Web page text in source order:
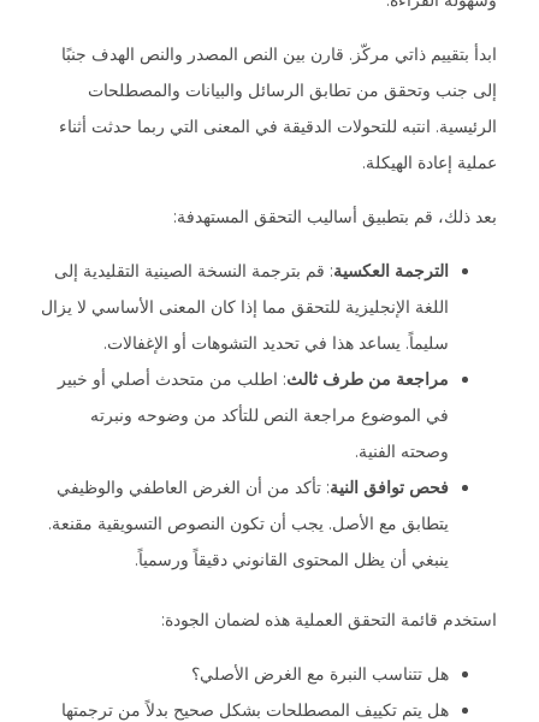
ابدأ بتقييم ذاتي مركّز. قارن بين النص المصدر والنص الهدف جنبًا
إلى جنب وتحقق من تطابق الرسائل والبيانات والمصطلحات
الرئيسية. انتبه للتحولات الدقيقة في المعنى التي ربما حدثت أثناء
عملية إعادة الهيكلة.
بعد ذلك، قم بتطبيق أساليب التحقق المستهدفة:
الترجمة العكسية: قم بترجمة النسخة الصينية التقليدية إلى
اللغة الإنجليزية للتحقق مما إذا كان المعنى الأساسي لا يزال
سليماً. يساعد هذا في تحديد التشوهات أو الإغفالات.
مراجعة من طرف ثالث: اطلب من متحدث أصلي أو خبير
في الموضوع مراجعة النص للتأكد من وضوحه ونبرته
وصحته الفنية.
فحص توافق النية: تأكد من أن الغرض العاطفي والوظيفي
يتطابق مع الأصل. يجب أن تكون النصوص التسويقية مقنعة.
ينبغي أن يظل المحتوى القانوني دقيقاً ورسمياً.
استخدم قائمة التحقق العملية هذه لضمان الجودة:
هل تتناسب النبرة مع الغرض الأصلي؟
هل يتم تكييف المصطلحات بشكل صحيح بدلاً من ترجمتها